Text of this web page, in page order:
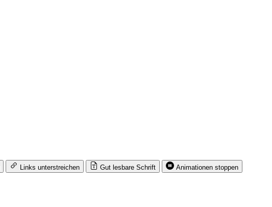
Links unterstreichen Gut lesbare Schrift
Animationen stoppen